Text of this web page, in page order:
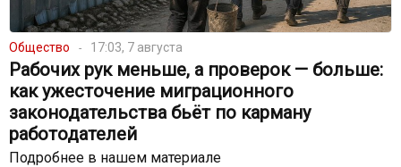
Общество 17:03, 7 августа
Рабочих рук меньше, а проверок — больше:
как ужесточение миграционного
законодательства бьёт по карману
работодателей
Подробнее в нашем материале